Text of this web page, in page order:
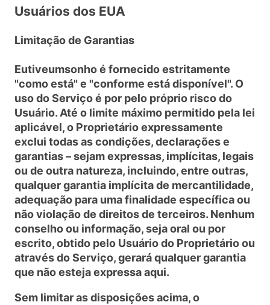
Usuários dos EUA
Limitação de Garantias
Eutiveumsonho é fornecido estritamente
"como está" e "conforme está disponível". O
uso do Serviço é por pelo próprio risco do
Usuário. Até o limite máximo permitido pela lei
aplicável, o Proprietário expressamente
exclui todas as condições, declarações e
garantias – sejam expressas, implícitas, legais
ou de outra natureza, incluindo, entre outras,
qualquer garantia implícita de mercantilidade,
adequação para uma finalidade específica ou
não violação de direitos de terceiros. Nenhum
conselho ou informação, seja oral ou por
escrito, obtido pelo Usuário do Proprietário ou
através do Serviço, gerará qualquer garantia
que não esteja expressa aqui.
Sem limitar as disposições acima, o